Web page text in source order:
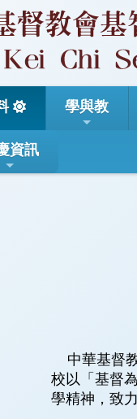
學與教
資訊